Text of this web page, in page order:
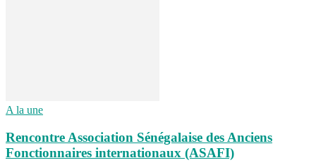
A la une
Rencontre Association Sénégalaise des Anciens
Fonctionnaires internationaux (ASAFI)